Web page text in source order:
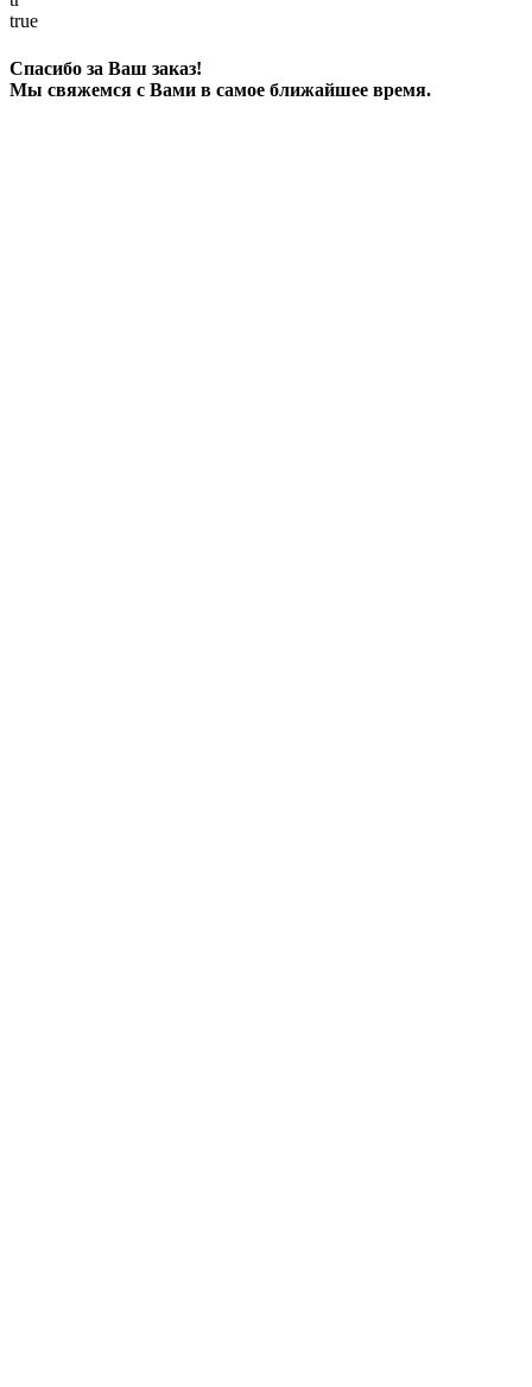
true
Спасибо за Ваш заказ!
Мы свяжемся с Вами в самое ближайшее время.